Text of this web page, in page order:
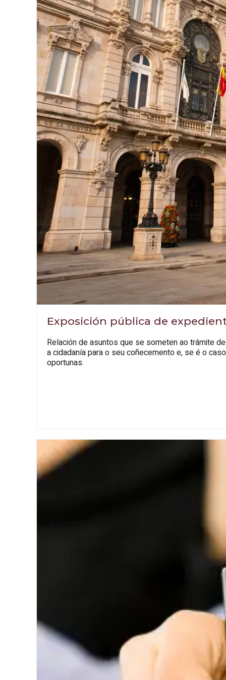
Exposición pública de
Relación de asuntos que se someten ao trámite
a cidadanía para o seu coñecemento e, se é o
oportunas.